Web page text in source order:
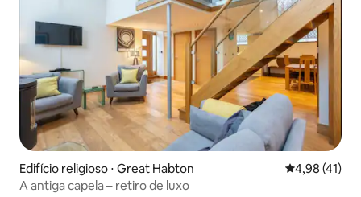
Edifício religioso ⋅ Great Habton 4,98 de uma
4,98 (41)
A antiga capela – retiro de luxo